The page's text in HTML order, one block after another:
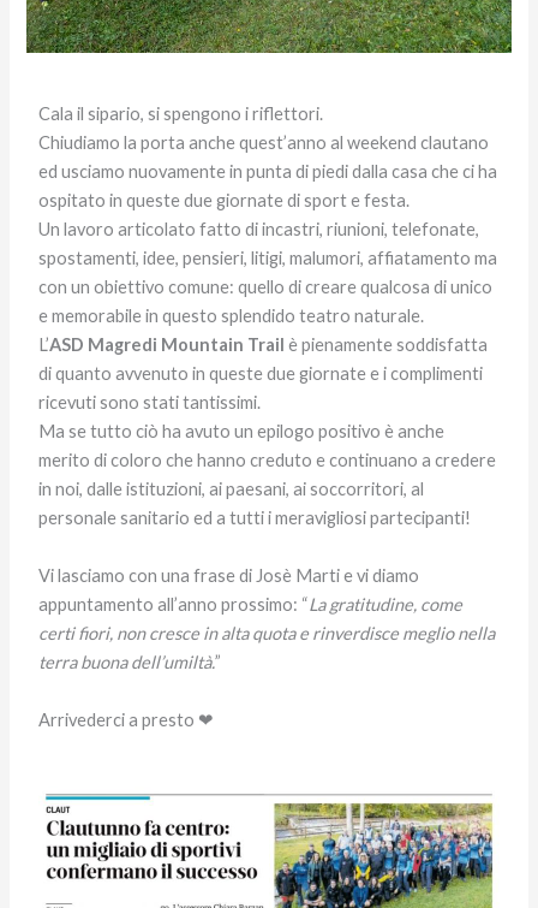
Cala il sipario, si spengono i riflettori.
Chiudiamo la porta anche quest’anno al weekend clautano
ed usciamo nuovamente in punta di piedi dalla casa che ci ha
ospitato in queste due giornate di sport e festa.
Un lavoro articolato fatto di incastri, riunioni, telefonate,
spostamenti, idee, pensieri, litigi, malumori, affiatamento ma
con un obiettivo comune: quello di creare qualcosa di unico
e memorabile in questo splendido teatro naturale.
L’ASD Magredi Mountain Trail è pienamente soddisfatta
di quanto avvenuto in queste due giornate e i complimenti
ricevuti sono stati tantissimi.
Ma se tutto ciò ha avuto un epilogo positivo è anche
merito di coloro che hanno creduto e continuano a credere
in noi, dalle istituzioni, ai paesani, ai soccorritori, al
personale sanitario ed a tutti i meravigliosi partecipanti!
Vi lasciamo con una frase di Josè Marti e vi diamo
appuntamento all’anno prossimo: “La gratitudine, come
certi fiori, non cresce in alta quota e rinverdisce meglio nella
terra buona dell’umiltà.”
Arrivederci a presto ❤